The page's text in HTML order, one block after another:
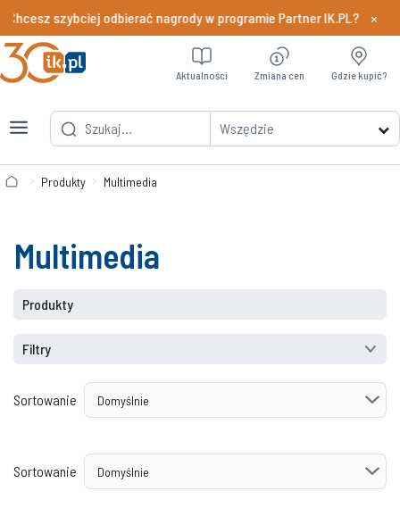
Chcesz szybciej odbierać nagrody w programie Partner IK.PL? Dowiedz
×
Wszędzie
Aktualności Zmiana cen Gdzie kupić?
Produkty Multimedia
Multimedia
Produkty
Filtry
Sortowanie
Sortowanie